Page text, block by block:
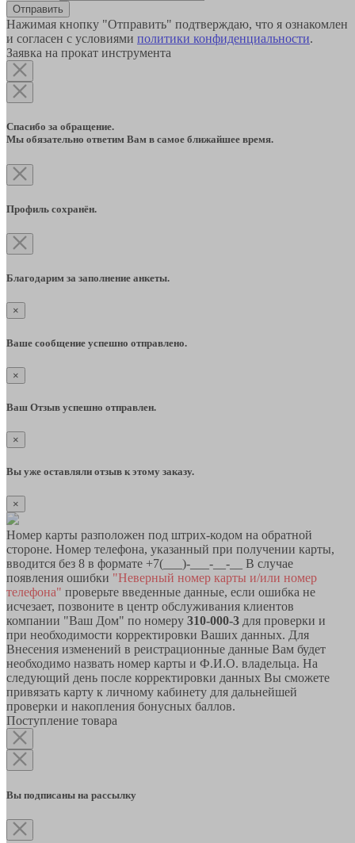
Отправить
Нажимая кнопку "Отправить" подтверждаю, что я ознакомлен
и согласен с условиями политики конфиденциальности.
Заявка на прокат инструмента
Спасибо за обращение.
Мы обязательно ответим Вам в самое ближайшее время.
Профиль сохранён.
Благодарим за заполнение анкеты.
×
Ваше сообщение успешно отправлено.
×
Ваш Отзыв успешно отправлен.
×
Вы уже оставляли отзыв к этому заказу.
×
Номер карты разположен под штрих-кодом на обратной
стороне. Номер телефона, указанный при получении карты,
вводится без 8 в формате +7(___)-___-__-__ В случае
появления ошибки "Неверный номер карты и/или номер
телефона" проверьте введенные данные, если ошибка не
исчезает, позвоните в центр обслуживания клиентов
компании "Ваш Дом" по номеру 310-000-3 для проверки и
при необходимости корректировки Ваших данных. Для
Внесения изменений в реистрационные данные Вам будет
необходимо назвать номер карты и Ф.И.О. владельца. На
следующий день после корректировки данных Вы сможете
привязать карту к личному кабинету для дальнейшей
проверки и накопления бонусных баллов.
Поступление товара
Вы подписаны на рассылку